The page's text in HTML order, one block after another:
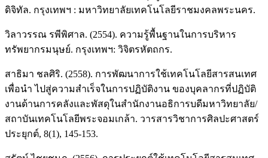
ดิจิทัล. กรุงเทพฯ : มหาวิทยาลัยเทคโนโลยีราชมงคลพระนคร.
วิลาวรรณ รพีพิศาล. (2554). ความรู้พื้นฐานในการบริหาร
ทรัพยากรมนุษย์. กรุงเทพฯ: วิจิตรหัตถกร.
สาธิมา ชลศิริ. (2558). การพัฒนาการใช้เทคโนโลยีสารสนเทศ
เพื่อนำ ไปสู่ความสำเร็จในการปฏิบัติงาน ของบุคลากรที่ปฏิบัติ
งานด้านการคลังและพัสดุในสำนักงานอธิการบดีมหาวิทยาลัย/
สถาบันเทคโนโลยีพระจอมเกล้า. วารสารวิชาการศิลปะศาสตร์
ประยุกต์, 8(1), 145-153.